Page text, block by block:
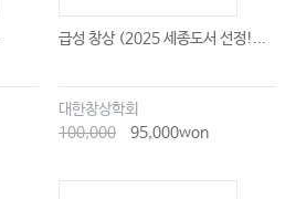
급성 창상 (2025 세종도서 선정!...
대한창상학회
100,000
95,000won